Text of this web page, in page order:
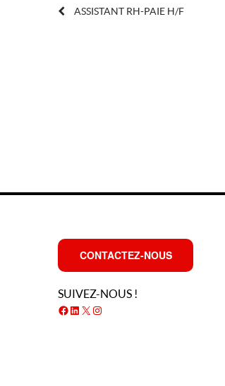
POST
ASSISTANT RH-PAIE H/F
CONTACTEZ-NOUS
SUIVEZ-NOUS !
Facebook
LinkedIn
X Instagram